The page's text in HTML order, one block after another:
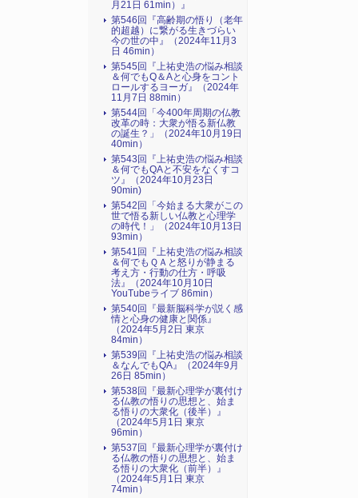
月21日 61min）』
第546回『高齢期の悟り（老年
的超越）に繋がる生きづらい
今の世の中』（2024年11月3
日 46min）
第545回『上祐史浩の悩み相談
＆何でもQ＆Aと心身をコント
ロールするヨーガ』（2024年
11月7日 88min）
第544回「今400年周期の仏教
改革の時：大衆が悟る新仏教
の誕生？」（2024年10月19日
40min）
第543回『上祐史浩の悩み相談
＆何でもQAと不安をなくすコ
ツ』（2024年10月23日
90min)
第542回「今始まる大衆がこの
世で悟る新しい仏教と心理学
の時代！」（2024年10月13日
93min）
第541回『上祐史浩の悩み相談
＆何でもＱＡと怒りが静まる
考え方・行動の仕方・呼吸
法』（2024年10月10日
YouTubeライブ 86min）
第540回『最新脳科学が説く感
情と心身の健康と関係』
（2024年5月2日 東京
84min）
第539回『上祐史浩の悩み相談
＆なんでもQA』（2024年9月
26日 85min）
第538回『最新心理学が裏付け
る仏教の悟りの思想と、始ま
る悟りの大衆化（後半）』
（2024年5月1日 東京
96min）
第537回『最新心理学が裏付け
る仏教の悟りの思想と、始ま
る悟りの大衆化（前半）』
（2024年5月1日 東京
74min）